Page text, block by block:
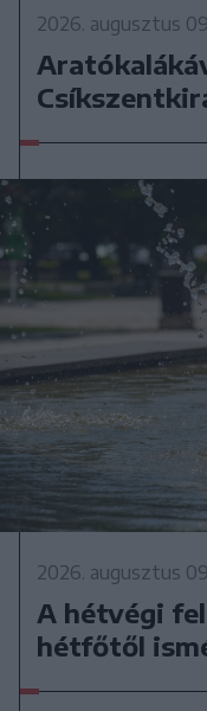
2026. augusztus
2026. augusztus
A hétvégi
hétfőtől